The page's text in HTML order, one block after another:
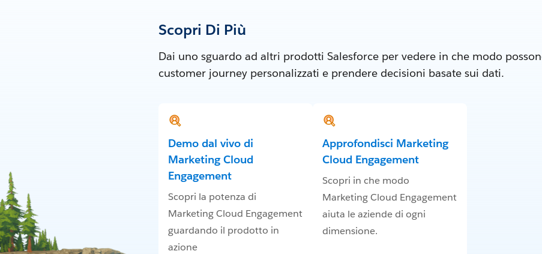
Scopri Di Più
Dai uno sguardo ad altri prodotti Salesforce per vedere in che modo
customer journey personalizzati e prendere decisioni basate sui dati.
Demo dal vivo di
Marketing Cloud
Engagement
Scopri la potenza di
Marketing Cloud Engagement
guardando il prodotto in
azione
Approfondisci Marketing
Cloud Engagement
Scopri in che modo
Marketing Cloud Engagement
aiuta le aziende di ogni
dimensione.